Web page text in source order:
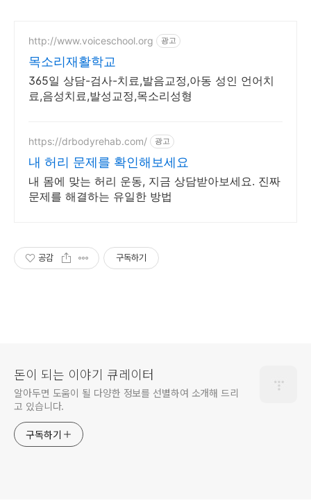
http://www.voiceschool.org 광고
목소리재활학교
365일 상담-검사-치료,발음교정,아동 성인 언어치
료,음성치료,발성교정,목소리성형
https://drbodyrehab.com/ 광고
내 허리 문제를 확인해보세요
내 몸에 맞는 허리 운동, 지금 상담받아보세요. 진짜
문제를 해결하는 유일한 방법
공감 구독하기
돈이 되는 이야기 큐레이터
알아두면 도움이 될 다양한 정보를 선별하여 소개해 드리
고 있습니다.
구독하기